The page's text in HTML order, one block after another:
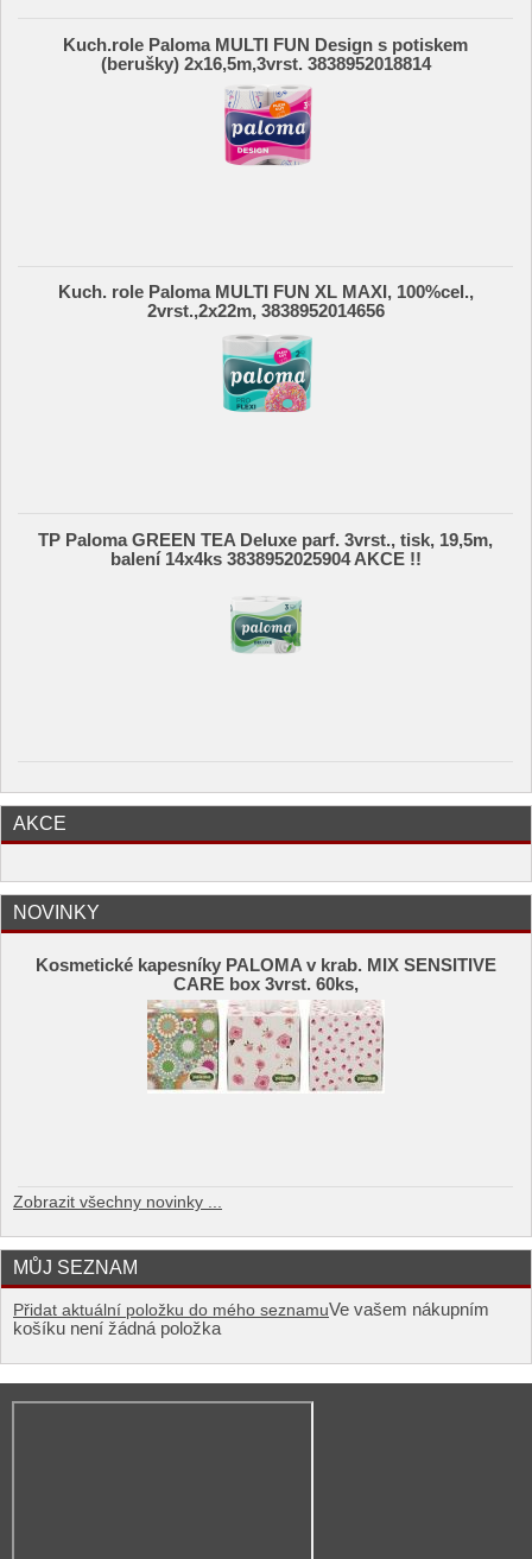
Kuch.role Paloma MULTI FUN Design s potiskem
(berušky) 2x16,5m,3vrst. 3838952018814
Kuch. role Paloma MULTI FUN XL MAXI, 100%cel.,
2vrst.,2x22m, 3838952014656
TP Paloma GREEN TEA Deluxe parf. 3vrst., tisk, 19,5m,
balení 14x4ks 3838952025904 AKCE !!
AKCE
NOVINKY
Kosmetické kapesníky PALOMA v krab. MIX SENSITIVE
CARE box 3vrst. 60ks,
Zobrazit všechny novinky ...
MŮJ SEZNAM
Přidat aktuální položku do mého seznamuVe vašem nákupním
košíku není žádná položka